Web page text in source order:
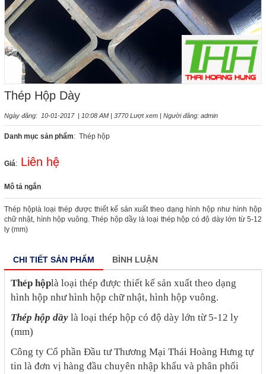
Thép Hộp Dày
Ngày đăng: 10-01-2017 | 10:08 AM | 3770 Lượt xem | Người đăng: admin
Danh mục sản phẩm: Thép hộp
Giá: Liên hệ
Mô tả ngắn
Thép hộplà loại thép được thiết kế sản xuất theo dạng hình hộp như hình hộp
chữ nhật, hình hộp vuông. Thép hộp dầy là loại thép hộp có độ dày lớn từ 5-12
ly (mm)
CHI TIẾT SẢN PHẨM BÌNH LUẬN
Thép hộplà loại thép được thiết kế sản xuất theo dạng
hình hộp như hình hộp chữ nhật, hình hộp vuông.
Thép hộp dầy là loại thép hộp có độ dày lớn từ 5-12 ly
(mm)
Công ty Cổ phần Đầu tư Thương Mại Thái Hoàng Hưng tự
tin là đơn vị hàng đầu chuyên nhập khẩu và phân phối